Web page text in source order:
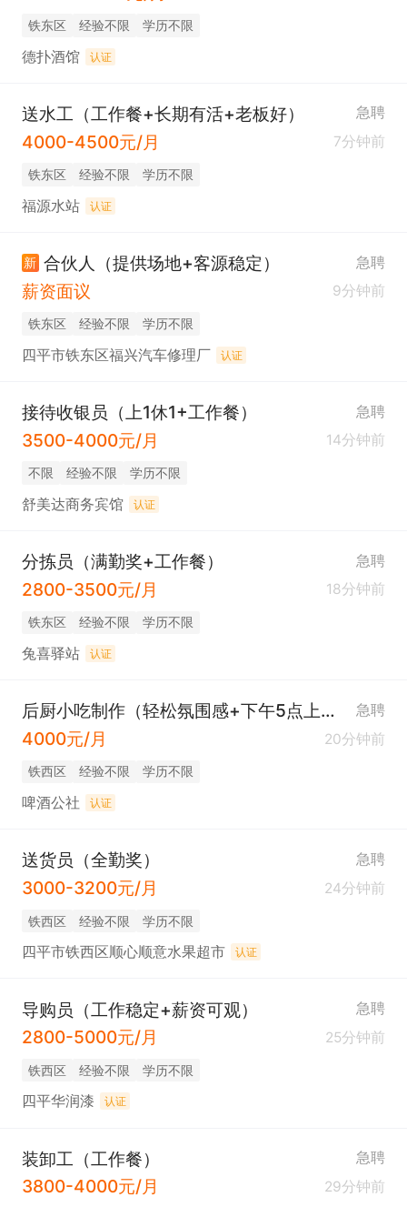
铁东区 经验不限 学历不限
德扑酒馆 认证
送水工（工作餐+长期有活+老板好） 急聘
4000-4500元/月 7分钟前
铁东区 经验不限 学历不限
福源水站 认证
新 合伙人（提供场地+客源稳定） 急聘
薪资面议 9分钟前
铁东区 经验不限 学历不限
四平市铁东区福兴汽车修理厂 认证
接待收银员（上1休1+工作餐） 急聘
3500-4000元/月 14分钟前
不限 经验不限 学历不限
舒美达商务宾馆 认证
分拣员（满勤奖+工作餐） 急聘
2800-3500元/月 18分钟前
铁东区 经验不限 学历不限
兔喜驿站 认证
后厨小吃制作（轻松氛围感+下午5点上班） 急聘
4000元/月 20分钟前
铁西区 经验不限 学历不限
啤酒公社 认证
送货员（全勤奖） 急聘
3000-3200元/月 24分钟前
铁西区 经验不限 学历不限
四平市铁西区顺心顺意水果超市 认证
导购员（工作稳定+薪资可观） 急聘
2800-5000元/月 25分钟前
铁西区 经验不限 学历不限
四平华润漆 认证
装卸工（工作餐） 急聘
3800-4000元/月 29分钟前